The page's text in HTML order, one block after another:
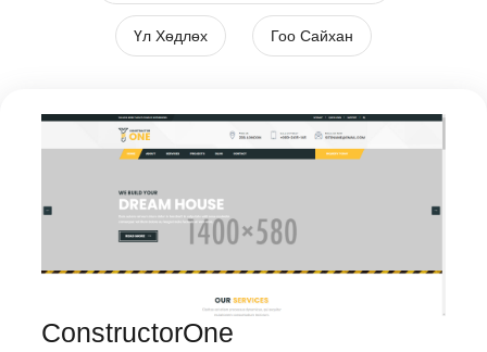
Үл Хөдлөх Гоо Сайхан
ConstructorOne